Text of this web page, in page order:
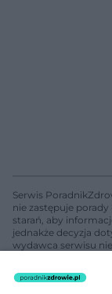
Serwis
nie zastępuje porady
starań, aby
jednakże decyzja
wydawca serwisu
świadczeń